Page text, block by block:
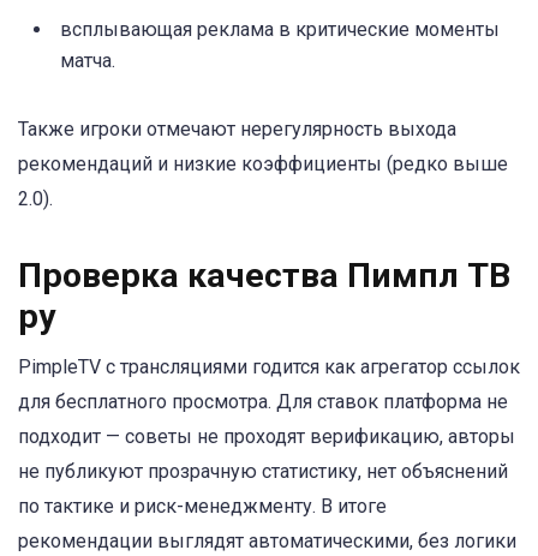
всплывающая реклама в критические моменты
матча.
Также игроки отмечают нерегулярность выхода
рекомендаций и низкие коэффициенты (редко выше
2.0).
Проверка качества Пимпл ТВ
ру
PimpleTV с трансляциями годится как агрегатор ссылок
для бесплатного просмотра. Для ставок платформа не
подходит — советы не проходят верификацию, авторы
не публикуют прозрачную статистику, нет объяснений
по тактике и риск-менеджменту. В итоге
рекомендации выглядят автоматическими, без логики